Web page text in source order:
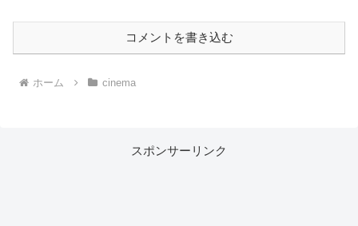
コメントを書き込む
ホーム cinema
スポンサーリンク